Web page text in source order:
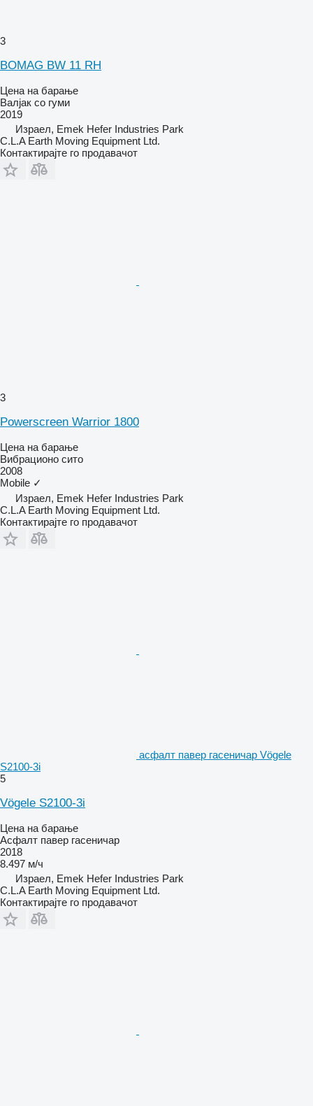
3
BOMAG BW 11 RH
Цена на барање
Валјак со гуми
2019
Израел, Emek Hefer Industries Park
C.L.A Earth Moving Equipment Ltd.
Контактирајте го продавачот
3
Powerscreen Warrior 1800
Цена на барање
Вибрационо сито
2008
Mobile ✓
Израел, Emek Hefer Industries Park
C.L.A Earth Moving Equipment Ltd.
Контактирајте го продавачот
асфалт павер гасеничар Vögele
S2100-3i
5
Vögele S2100-3i
Цена на барање
Асфалт павер гасеничар
2018
8.497 м/ч
Израел, Emek Hefer Industries Park
C.L.A Earth Moving Equipment Ltd.
Контактирајте го продавачот